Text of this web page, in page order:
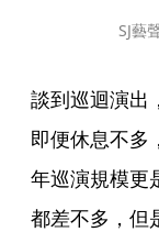
SJ藝
談到巡迴演出
即便休息不多
年巡演規模更
都差不多，但